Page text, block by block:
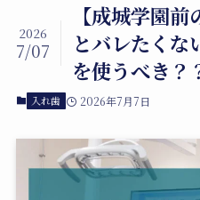
【成城学園
とバレたくな
を使うべき？
2026
7/07
入れ歯 2026年7月7日